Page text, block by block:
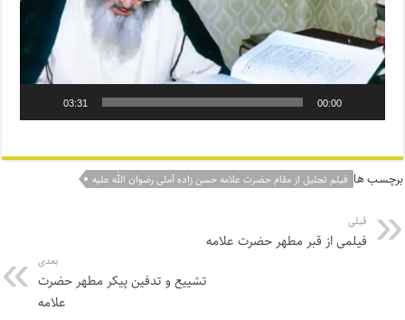
00:00
03:31
برچسب ها فیلم تجلیل از مقام حضرت علامه حسن زاده آملی رضوان الله علیه
قبلی
فیلمی از قبر مطهر حضرت علامه
بعدی
تشییع و تدفین پیکر مطهر حضرت
علامه